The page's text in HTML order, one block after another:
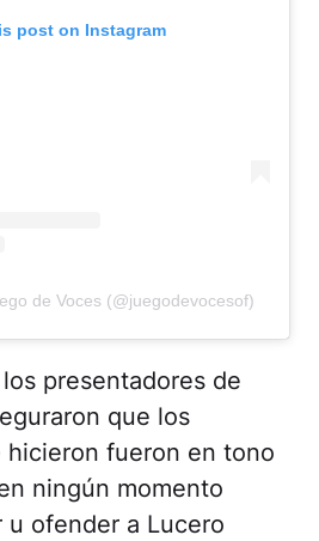
post on Instagram
de Voces (@juegodevocesof)
presentadores de
que los
hicieron fueron en tono
ningún momento
u ofender a Lucero